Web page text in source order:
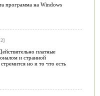
программа на Windows
платные
и странной
но и то что есть